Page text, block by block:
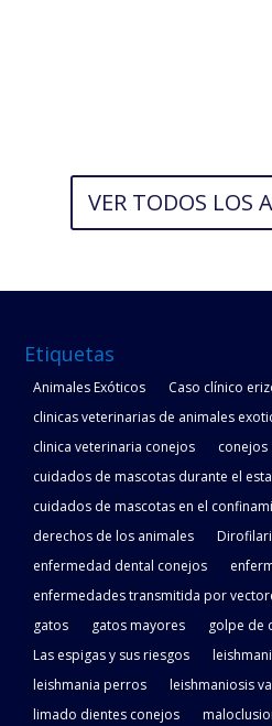
VER TODOS LOS
Etiquetas
Animales Exóticos Caso clínico
clinicas veterinarias de animales
clinica veterinaria conejos
conejos
cuidados de mascotas durante el
cuidados de mascotas en el
derechos de los animales
enfermedad dental conejos
enfermedades transmitida por
gatos
gatos mayores
golpe de
Las espigas y sus riesgos
leishmania perros
leishmaniosis
limado dientes conejos